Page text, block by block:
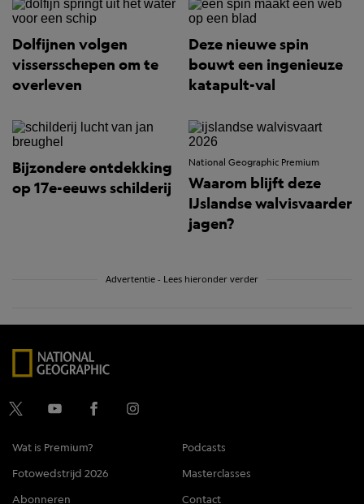
Dolfijnen volgen
vissersschepen om te
overleven
Deze nieuwe spin
bouwt een ingenieuze
katapult-val
Bijzondere ontdekking
op 17e-eeuws schilderij
National Geographic Premium
Waarom blijft deze
IJslandse walvisvaarder
jagen?
Advertentie - Lees hieronder verder
Wat is Premium?
Podcasts
Fotowedstrijd 2026
Masterclasses
Abonneren
Contact